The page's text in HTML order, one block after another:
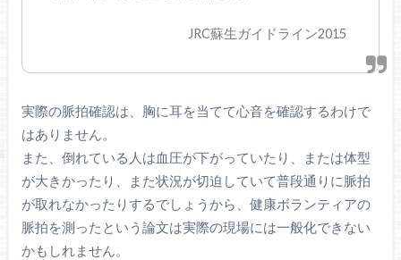
JRC蘇生ガイドライン2015
実際の脈拍確認は、胸に耳を当てて心音を確認するわけで
はありません。
また、倒れている人は血圧が下がっていたり、または体型
が大きかったり、また状況が切迫していて普段通りに脈拍
が取れなかったりするでしょうから、健康ボランティアの
脈拍を測ったという論文は実際の現場には一般化できない
かもしれません。